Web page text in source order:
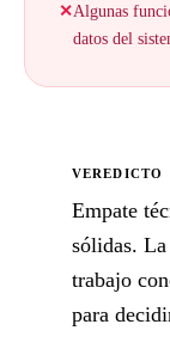
✕Algunas
datos del
VEREDICTO
Empate
sólidas.
trabajo
para